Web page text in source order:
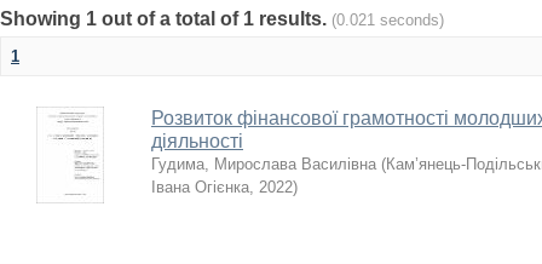
Showing 1 out of a total of 1 results. (0.021 seconds)
1
Розвиток фінансової грамотності
діяльності
Гудима, Мирослава Василівна (Кам’янець-
Івана Огієнка, 2022)